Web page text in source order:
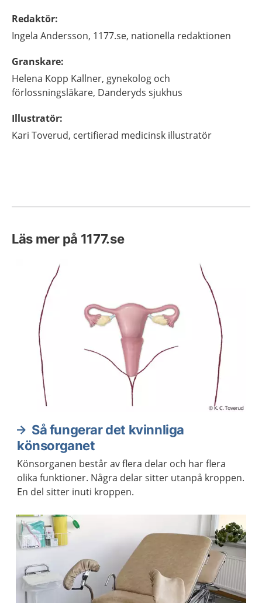
Redaktör:
Ingela Andersson, 1177.se, nationella redaktionen
Granskare:
Helena Kopp Kallner, gynekolog och
förlossningsläkare, Danderyds sjukhus
Illustratör:
Kari Toverud, certifierad medicinsk illustratör
Läs mer på 1177.se
Så fungerar det kvinnliga
könsorganet
Könsorganen består av flera delar och har flera
olika funktioner. Några delar sitter utanpå kroppen.
En del sitter inuti kroppen.